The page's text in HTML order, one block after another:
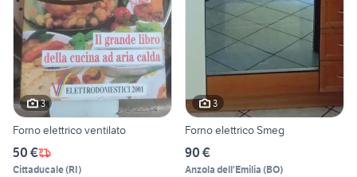
3
Forno elettrico ventilato
50 €
Cittaducale(RI)
3
Forno elettrico Smeg
90 €
Anzola dell'Emilia (BO)